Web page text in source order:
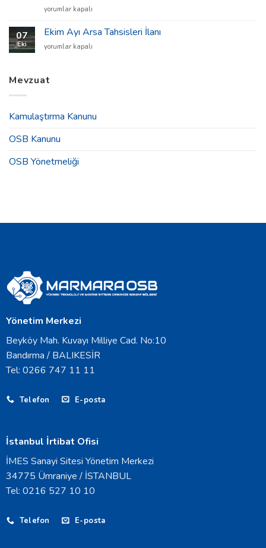
Marmara
Teknoloji
Makine
2025
Kurul
Duyurusu
yorumlar kapalı
07
Eki
Ekim Ayı Arsa Tahsisleri İlanı
Ekim
Tahsisleri
yorumlar kapalı
Mevzuat
Kamulaştırma Kanunu
OSB Kanunu
OSB Yönetmeliği
Yönetim Merkezi
Beyköy Mah. Kuvayı Milliye Cad. No:10
Bandırma / BALIKESİR
Tel: 0266 747 11 11
Telefon E-posta
İstanbul İrtibat Ofisi
İMES Sanayi Sitesi Yönetim Merkezi
34775 Ümraniye / İSTANBUL
Tel: 0216 527 10 10
Telefon E-posta